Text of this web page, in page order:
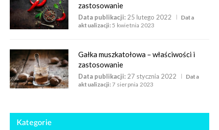
zastosowanie
Data publikacji: 25 lutego 2022
Data
aktualizacji: 5 kwietnia 2023
Gałka muszkatołowa – właściwości i
zastosowanie
Data publikacji: 27 stycznia 2022
Data
aktualizacji:7 sierpnia 2023
Kategorie